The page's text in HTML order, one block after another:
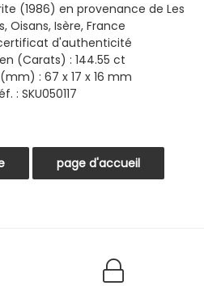
(1986) en provenance de Les
Oisans, Isère, France
d'authenticité
(Carats) : 144.55 ct
: 67 x 17 x 16 mm
: SKU050117